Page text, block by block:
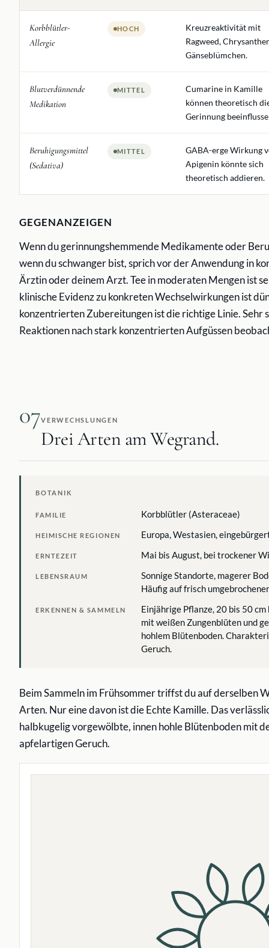
Korbblütler-
Allergie
HOCH
Kreuzreaktivität mit
Ragweed,
Gänseblümchen.
Blutverdünnende
Medikation
MITTEL
Cumarine in Kamille
können theoretisch
Gerinnung
Beruhigungsmittel
(Sedativa)
MITTEL
GABA-erge Wirkung
Apigenin könnte sich
theoretisch addieren.
GEGENANZEIGEN
Wenn du gerinnungshemmende Medikamente oder
wenn du schwanger bist, sprich vor der Anwendung in
Ärztin oder deinem Arzt. Tee in moderaten Mengen ist
klinische Evidenz zu konkreten Wechselwirkungen ist
konzentrierten Zubereitungen ist die richtige Linie. Sehr
Reaktionen nach stark konzentrierten Aufgüssen
07VERWECHSLUNGEN
Drei Arten am Wegrand.
BOTANIK
FAMILIE Korbblütler (Asteraceae)
HEIMISCHE REGIONEN Europa, Westasien,
ERNTEZEIT Mai bis August, bei trockener
LEBENSRAUM
Sonnige Standorte, magerer
Häufig auf frisch
ERKENNEN & SAMMELN
Einjährige Pflanze, 20 bis 50
mit weißen Zungenblüten und
hohlem Blütenboden.
Geruch.
Beim Sammeln im Frühsommer triffst du auf derselben
Arten. Nur eine davon ist die Echte Kamille. Das
halbkugelig vorgewölbte, innen hohle Blütenboden mit
apfelartigen Geruch.